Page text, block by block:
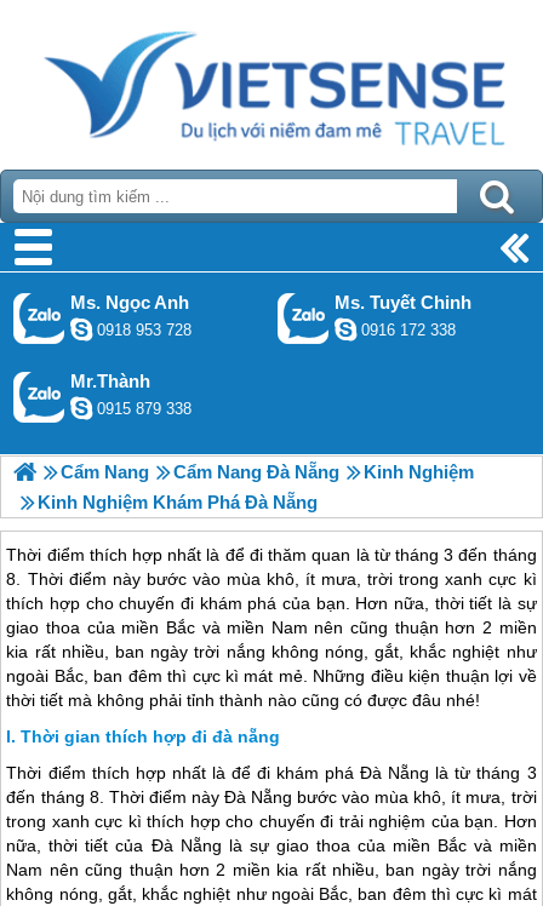
Ms. Ngọc Anh
0918 953 728
Ms. Tuyết Chinh
0916 172 338
Mr.Thành
0915 879 338
Cẩm Nang Cẩm Nang Đà Nẵng
Kinh Nghiệm
Kinh Nghiệm Khám Phá Đà Nẵng
Thời điểm thích hợp nhất là để đi thăm quan là từ tháng 3 đến tháng
8. Thời điểm này bước vào mùa khô, ít mưa, trời trong xanh cực kì
thích hợp cho chuyến đi khám phá của bạn. Hơn nữa, thời tiết là sự
giao thoa của miền Bắc và miền Nam nên cũng thuận hơn 2 miền
kia rất nhiều, ban ngày trời nắng không nóng, gắt, khắc nghiệt như
ngoài Bắc, ban đêm thì cực kì mát mẻ. Những điều kiện thuận lợi về
thời tiết mà không phải tỉnh thành nào cũng có được đâu nhé!
Thời gian thích hợp đi đà nẵng
Thời điểm thích hợp nhất là để đi khám pháĐà Nẵng là từ tháng 3
đến tháng 8. Thời điểm này Đà Nẵng bước vào mùa khô, ít mưa, trời
trong xanh cực kì thích hợp cho chuyến đi trải nghiệm của bạn. Hơn
nữa, thời tiết của Đà Nẵng là sự giao thoa của miền Bắc và miền
Nam nên cũng thuận hơn 2 miền kia rất nhiều, ban ngày trời nắng
không nóng, gắt, khắc nghiệt như ngoài Bắc, ban đêm thì cực kì mát